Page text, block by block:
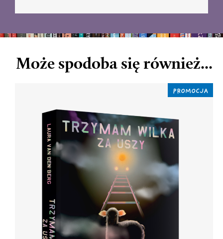
Może spodoba się również...
PROMOCJA